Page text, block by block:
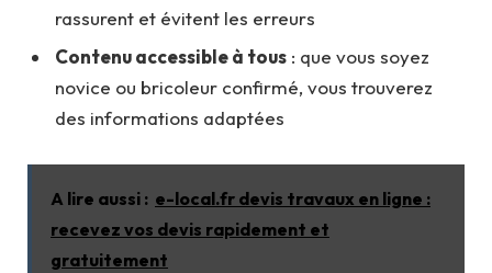
rassurent et évitent les erreurs
Contenu accessible à tous : que vous soyez
novice ou bricoleur confirmé, vous trouverez
des informations adaptées
A lire aussi : e-local.fr devis travaux en ligne :
recevez vos devis rapidement et
gratuitement